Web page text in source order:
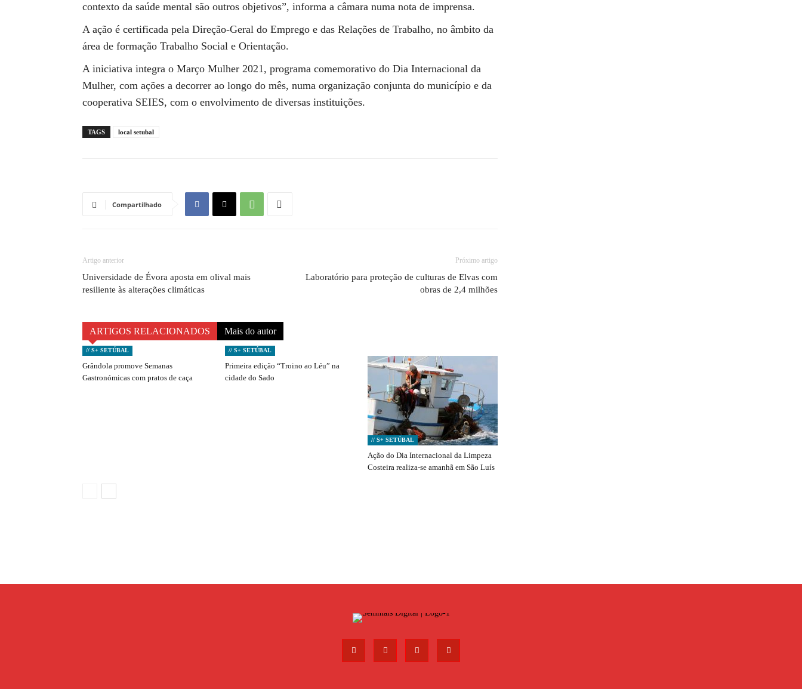
contexto da saúde mental são outros objetivos”, informa a câmara numa nota de imprensa.
A ação é certificada pela Direção-Geral do Emprego e das Relações de Trabalho, no âmbito da
área de formação Trabalho Social e Orientação.
A iniciativa integra o Março Mulher 2021, programa comemorativo do Dia Internacional da
Mulher, com ações a decorrer ao longo do mês, numa organização conjunta do município e da
cooperativa SEIES, com o envolvimento de diversas instituições.
TAGS local setubal
Compartilhado
Artigo anterior
Universidade de Évora aposta em olival mais
resiliente às alterações climáticas
Próximo artigo
Laboratório para proteção de culturas de Elvas com
obras de 2,4 milhões
ARTIGOS RELACIONADOS Mais do autor
// S+ SETÚBAL
Grândola promove Semanas
Gastronómicas com pratos de caça
// S+ SETÚBAL
Primeira edição “Troino ao Léu” na
cidade do Sado
// S+ SETÚBAL
Ação do Dia Internacional da Limpeza
Costeira realiza-se amanhã em São Luís